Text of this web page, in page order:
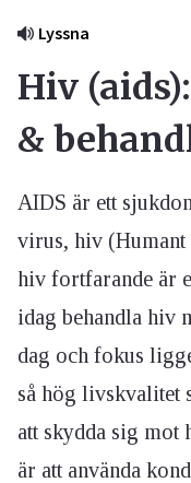
Lyssna
Hiv
&
AIDS är ett
virus, hiv
hiv fortfarande är
idag behandla hiv
dag och fokus
så hög livskvalitet
att skydda sig mot
är att använda